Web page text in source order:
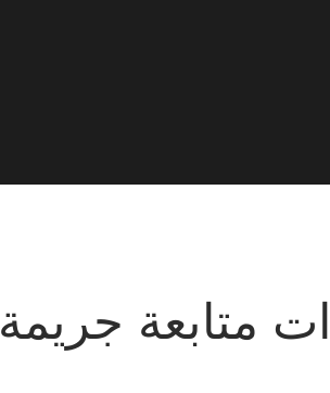
متابعة جريمة